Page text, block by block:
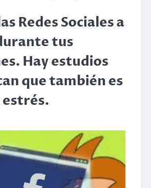
Redes Sociales a
tus
Hay estudios
que también es
estrés.